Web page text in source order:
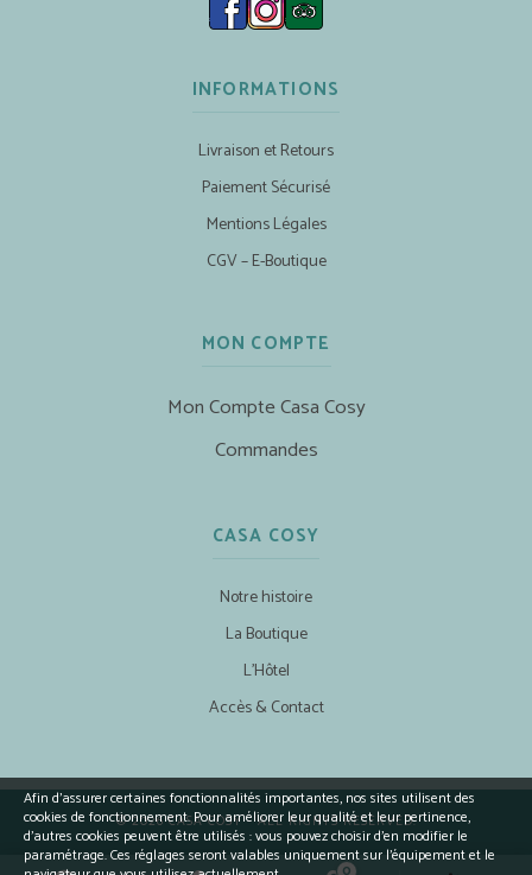
INFORMATIONS
Livraison et Retours
Paiement Sécurisé
Mentions Légales
CGV – E-Boutique
MON COMPTE
Mon Compte Casa Cosy
Commandes
CASA COSY
Notre histoire
La Boutique
L’Hôtel
Accès & Contact
© 2026 CASA COSY - ALL RIGHTS RESERVED.
Afin d’assurer certaines fonctionnalités importantes, nos sites utilisent des
cookies de fonctionnement. Pour améliorer leur qualité et leur pertinence,
d’autres cookies peuvent être utilisés : vous pouvez choisir d'en modifier le
paramétrage. Ces réglages seront valables uniquement sur l’équipement et le